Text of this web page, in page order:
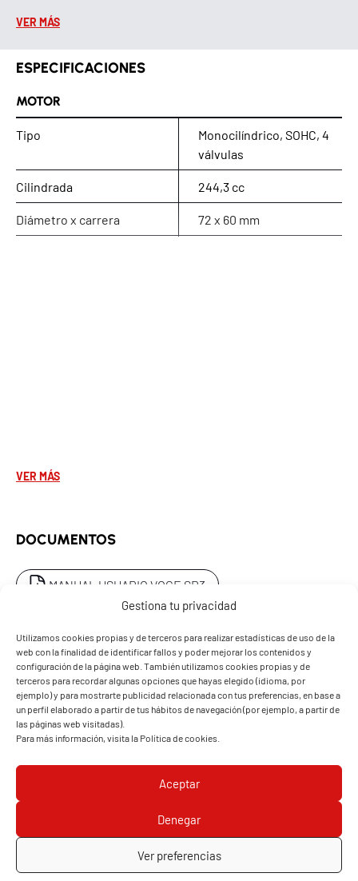
Gestiona tu privacidad
Utilizamos cookies propias y de terceros para realizar estadísticas de uso de la
web con la finalidad de identificar fallos y poder mejorar los contenidos y
configuración de la página web. También utilizamos cookies propias y de
terceros para recordar algunas opciones que hayas elegido (idioma, por
ejemplo) y para mostrarte publicidad relacionada con tus preferencias, en base a
un perfil elaborado a partir de tus hábitos de navegación (por ejemplo, a partir de
las páginas web visitadas).
Para más información, visita laPolítica de cookies
Aceptar
Denegar
Ver preferencias
VER MÁS
ESPECIFICACIONES
MOTOR
Tipo
Monocilíndrico, SOHC, 4
válvulas
Cilindrada 244,3 cc
Diámetro x carrera 72 x 60 mm
Chasis
Tubular en acero con
motor basculante
Suspensión delantera
Horquilla hidráulica de 35
mm
Suspensión trasera
Doble amortiguador
hidráulico con muelle
precarga
VER MÁS
DOCUMENTOS
MANUAL USUARIO VOGE SR3
QUIERO PROBARLA PEDIR PRESUPUESTO
SOLICITA UNA PRUEBA